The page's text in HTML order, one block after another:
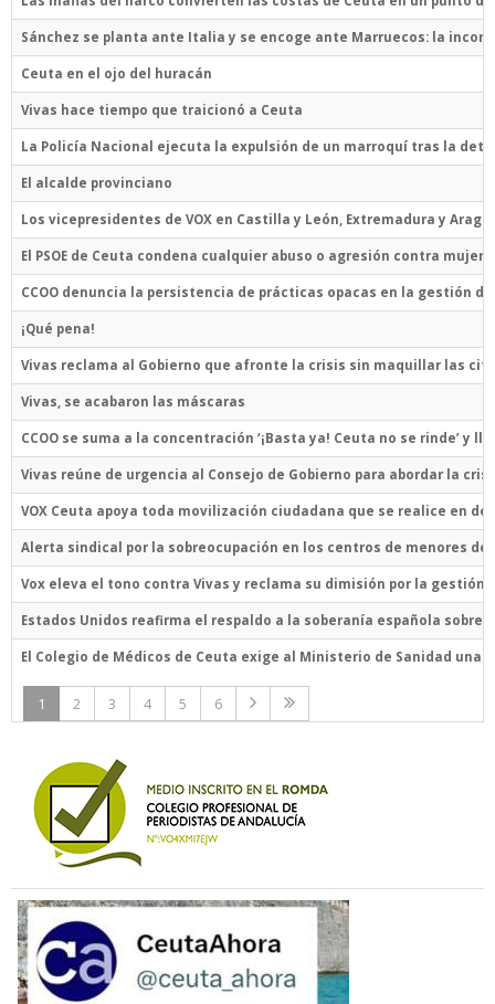
Sánchez se planta ante Italia y se encoge ante Marruecos: la
Ceuta en el ojo del huracán
Vivas hace tiempo que traicionó a Ceuta
La Policía Nacional ejecuta la expulsión de un marroquí tras la
El alcalde provinciano
Los vicepresidentes de VOX en Castilla y León, Extremadura y
El PSOE de Ceuta condena cualquier abuso o agresión contra
CCOO denuncia la persistencia de prácticas opacas en la gestión
¡Qué pena!
Vivas reclama al Gobierno que afronte la crisis sin maquillar las
Vivas, se acabaron las máscaras
CCOO se suma a la concentración ‘¡Basta ya! Ceuta no se rinde’ y
Vivas reúne de urgencia al Consejo de Gobierno para abordar la
VOX Ceuta apoya toda movilización ciudadana que se realice en
Alerta sindical por la sobreocupación en los centros de menores
Vox eleva el tono contra Vivas y reclama su dimisión por la gestión
Estados Unidos reafirma el respaldo a la soberanía española
El Colegio de Médicos de Ceuta exige al Ministerio de Sanidad
1 2 3 4 5 6